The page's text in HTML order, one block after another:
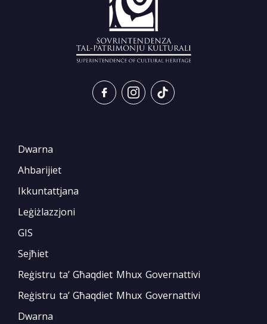
Dwarna
Ahbarijiet
Ikkuntattjana
Leġiżlazzjoni
GIS
Sejħiet
Reġistru ta’ Għaqdiet Mhux Governattivi
Reġistru ta’ Għaqdiet Mhux Governattivi
Dwarna